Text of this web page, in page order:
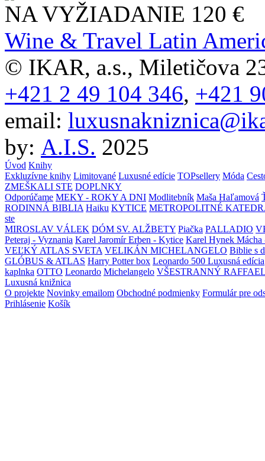
NA VYŽIADANIE 120 €
Wine & Travel Latin
© IKAR, a.s., Miletičova
+421 2 49 104 346, +421
email:
by: A.I.S. 2025
Úvod Knihy
Exkluzívne knihy Limitované Luxusné edície TOPsellery Móda
ZMEŠKALI STE DOPLNKY
Odporúčame MEKY - ROKY A DNI Modlitebník Maša Haľamová
RODINNÁ BIBLIA Haiku KYTICE METROPOLITNÉ
ste
MIROSLAV VÁLEK DÓM SV. ALŽBETY Piačka PALLADIO
Peteraj - Vyznania Karel Jaromír Erben - Kytice Karel Hynek Mácha
VEĽKÝ ATLAS SVETA VELIKÁN MICHELANGELO Biblie s
GLÓBUS & ATLAS Harry Potter box Leonardo 500 Luxusná edícia
kaplnka OTTO Leonardo Michelangelo VŠESTRANNÝ
Luxusná knižnica
O projekte Novinky emailom Obchodné podmienky Formulár pre
Prihlásenie Košík